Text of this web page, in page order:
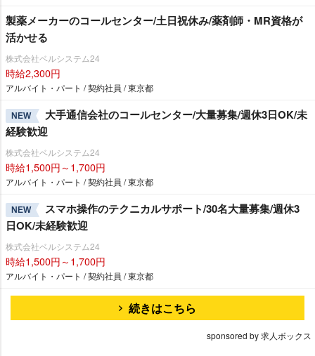
製薬メーカーのコールセンター/土日祝休み/薬剤師・MR資格が
活かせる
株式会社ベルシステム24
時給2,300円
アルバイト・パート / 契約社員 / 東京都
NEW
大手通信会社のコールセンター/大量募集/週休3日OK/未
経験歓迎
株式会社ベルシステム24
時給1,500円～1,700円
アルバイト・パート / 契約社員 / 東京都
NEW
スマホ操作のテクニカルサポート/30名大量募集/週休3
日OK/未経験歓迎
株式会社ベルシステム24
時給1,500円～1,700円
アルバイト・パート / 契約社員 / 東京都
続きはこちら
sponsored by 求人ボックス